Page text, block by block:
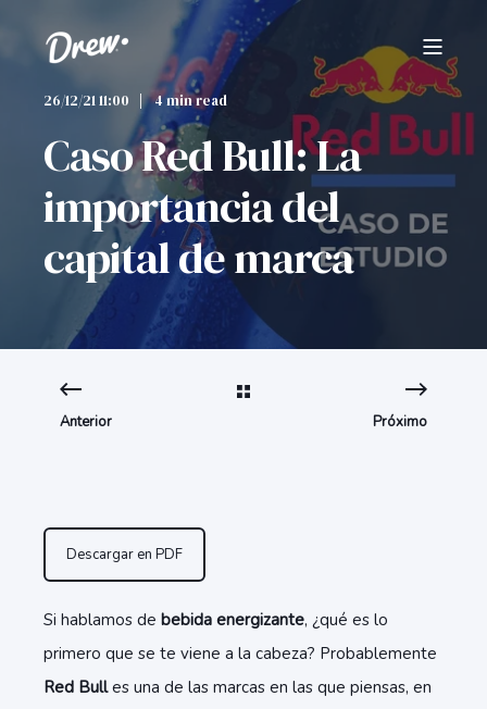
26/12/21 11:00 4 min read
Caso Red Bull: La
importancia del
capital de marca
Anterior Próximo
Descargar en PDF
Si hablamos de bebida energizante, ¿qué es lo
primero que se te viene a la cabeza? Probablemente
Red Bulles una de las marcas en las que piensas, en